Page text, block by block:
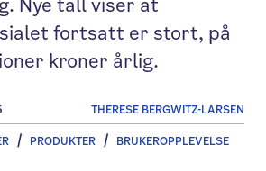
fortsatt er stort, på
kroner årlig.
THERESE BERGWITZ-LARSEN
PRODUKTER BRUKEROPPLEVELSE